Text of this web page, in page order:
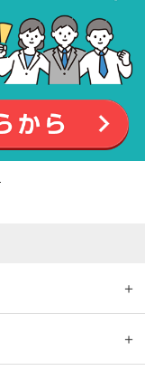
＋
＋